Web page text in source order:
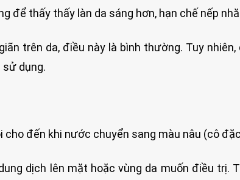
để thấy thấy làn da sáng hơn, hạn chế nếp
trên da, điều này là bình thường. Tuy nhiên,
dụng.
đến khi nước chuyển sang màu nâu (cô
dịch lên mặt hoặc vùng da muốn điều trị.